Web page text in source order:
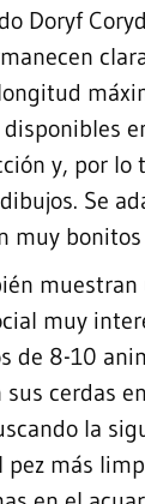
Doryf
y, por lo
Se
muy
muestran
muy
de 8-10
sus cerdas
la
pez más